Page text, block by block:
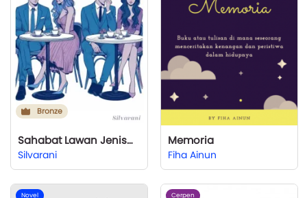
Bronze
Sahabat Lawan Jenismu
Silvarani
Memoria
Fiha Ainun
Novel Cerpen